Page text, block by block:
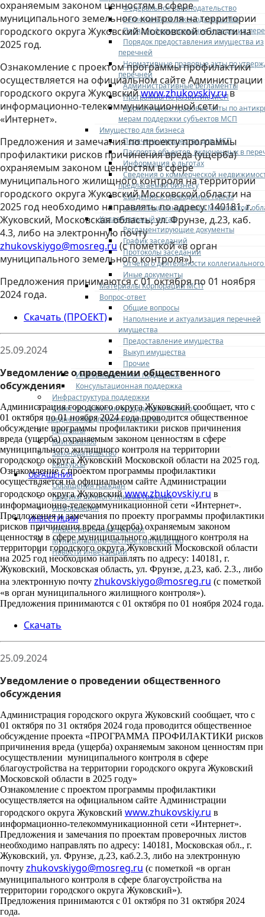
Федеральное законодательство
Региональное законодательство
Порядок формирования и ведения
Порядок предоставления имущества из
перечней
Нормативные правовые акты по
перечней
Административные регламенты
Программы по развитию МСП
Нормативные правовые акты по
мерам поддержки субъектов МСП
Имущество для бизнеса
Перечень имущества для МСП
Паспорта объектов, включенных в
Информация о льготах
Сведения о коммерческой
предлагаемой бизнесу
Сведения о проводимых торгах
Инвестиционная карта Московской
Коллегиальный орган
Регламентирующие документы
График заседаний
Протоколы заседаний
Отчеты о деятельности
Иные документы
Материалы Корпорации МСП
Вопрос-ответ
Общие вопросы
Наполнение и актуализация перечней
имущества
Предоставление имущества
Выкуп имущества
Прочие
Информационная поддержка
Консультационная поддержка
Инфраструктура поддержки
Совет по развитию и поддержке малого и
среднего предпринимательства
Контакты
Книга жалоб
Законодательство
Конкурсы
ОБРАЩЕНИЯ
Обращения граждан
Графики личного приема граждан
Информация
ИНВЕСТИЦИИ
Инвестиционный паспорт
Муниципально-частное партнерство
Новости инвестиций
охраняемым законом ценностям в сфере
муниципального земельного контроля на территории
городского округа Жуковский Московской области на
2025 год.
Ознакомление с проектом программы профилактики
осуществляется на официальном сайте Администрации
городского округа Жуковскийwww.zhukovskiy.ruв
информационно-телекоммуникационной сети
«Интернет».
Предложения и замечания по проекту программы
профилактики рисков причинения вреда (ущерба)
охраняемым законом ценностям в сфере
муниципального жилищного контроля на территории
городского округа Жуковский Московской области на
2025 год необходимо направлять по адресу: 140181, г.
Жуковский, Московская область, ул. Фрунзе, д.23, каб.
4.3, либо на электронную почту
zhukovskiygo@mosreg.ru (с пометкой «в орган
муниципального земельного контроля»).
Предложения принимаются с 01 октября по 01 ноября
2024 года.
Скачать (ПРОЕКТ)
25.09.2024
Уведомление о проведении общественного
обсуждения
Администрация городского округа Жуковский сообщает, что с
01 октября по 01 ноября 2024 года проводится общественное
обсуждение программы профилактики рисков причинения
вреда (ущерба) охраняемым законом ценностям в сфере
муниципального жилищного контроля на территории
городского округа Жуковский Московской области на 2025 год.
Ознакомление с проектом программы профилактики
осуществляется на официальном сайте Администрации
городского округа Жуковскийwww.zhukovskiy.ru в
информационно-телекоммуникационной сети «Интернет».
Предложения и замечания по проекту программы профилактики
рисков причинения вреда (ущерба) охраняемым законом
ценностям в сфере муниципального жилищного контроля на
территории городского округа Жуковский Московской области
на 2025 год необходимо направлять по адресу: 140181, г.
Жуковский, Московская область, ул. Фрунзе, д.23, каб. 2.3., либо
на электронную почту zhukovskiygo@mosreg.ru (с пометкой
«в орган муниципального жилищного контроля»).
Предложения принимаются с 01 октября по 01 ноября 2024 года.
Скачать
25.09.2024
Уведомление о проведении общественного
обсуждения
Администрация городского округа Жуковский сообщает, что с
01 октября по 31 октября 2024 года проводится общественное
обсуждение проекта «ПРОГРАММА ПРОФИЛАКТИКИ рисков
причинения вреда (ущерба) охраняемым законом ценностям при
осуществлении муниципального контроля в сфере
благоустройства на территории городского округа Жуковский
Московской области в 2025 году»
Ознакомление с проектом программы профилактики
осуществляется на официальном сайте Администрации
городского округа Жуковский www.zhukovskiy.ru в
информационно-телекоммуникационной сети «Интернет».
Предложения и замечания по проектам проверочных листов
необходимо направлять по адресу: 140181, Московская обл., г.
Жуковский, ул. Фрунзе, д.23, каб.2.3, либо на электронную
почту zhukovskiygo@mosreg.ru (с пометкой «в орган
муниципального контроля в сфере благоустройства на
территории городского округа Жуковский»).
Предложения принимаются с 01 октября по 31 октября 2024
года.